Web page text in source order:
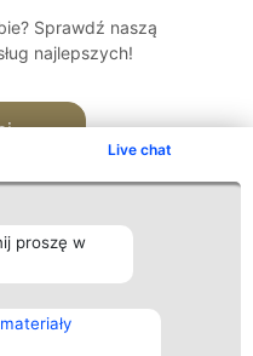
Live chat
proszę w
Sprawdź naszą
najlepszych!
Kontakt
Kontakt